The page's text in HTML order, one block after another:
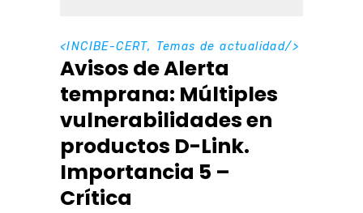
<INCIBE-CERT, Temas de actualidad/>
Avisos de Alerta
temprana: Múltiples
vulnerabilidades en
productos D-Link.
Importancia 5 –
Crítica